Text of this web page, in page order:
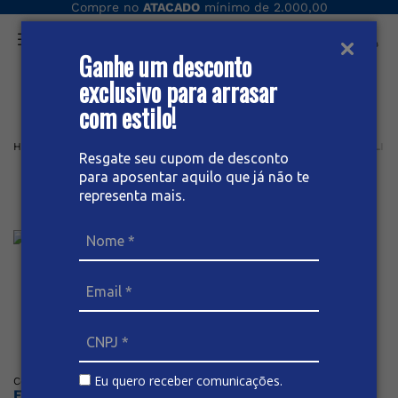
Ganhe um desconto
exclusivo para arrasar
com estilo!
Resgate seu cupom de desconto
para aposentar aquilo que já não te
representa mais.
Eu quero receber comunicações.
Compre no ATACADOmínimo de 2.000,00
O que você procura hoje?
Home
Bermuda Jeans Social
Masculina
Posicione o mouse sob a imagem para dar zoom
Código 64773 BIVIK